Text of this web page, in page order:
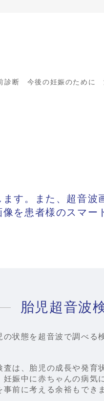
診断 今後の妊娠のために
す。また、超音
を患者様のスマー
胎児超音波
状態を超音波で調べ
は、胎児の成長や発育
娠中に赤ちゃんの病
前に考える余裕もでき